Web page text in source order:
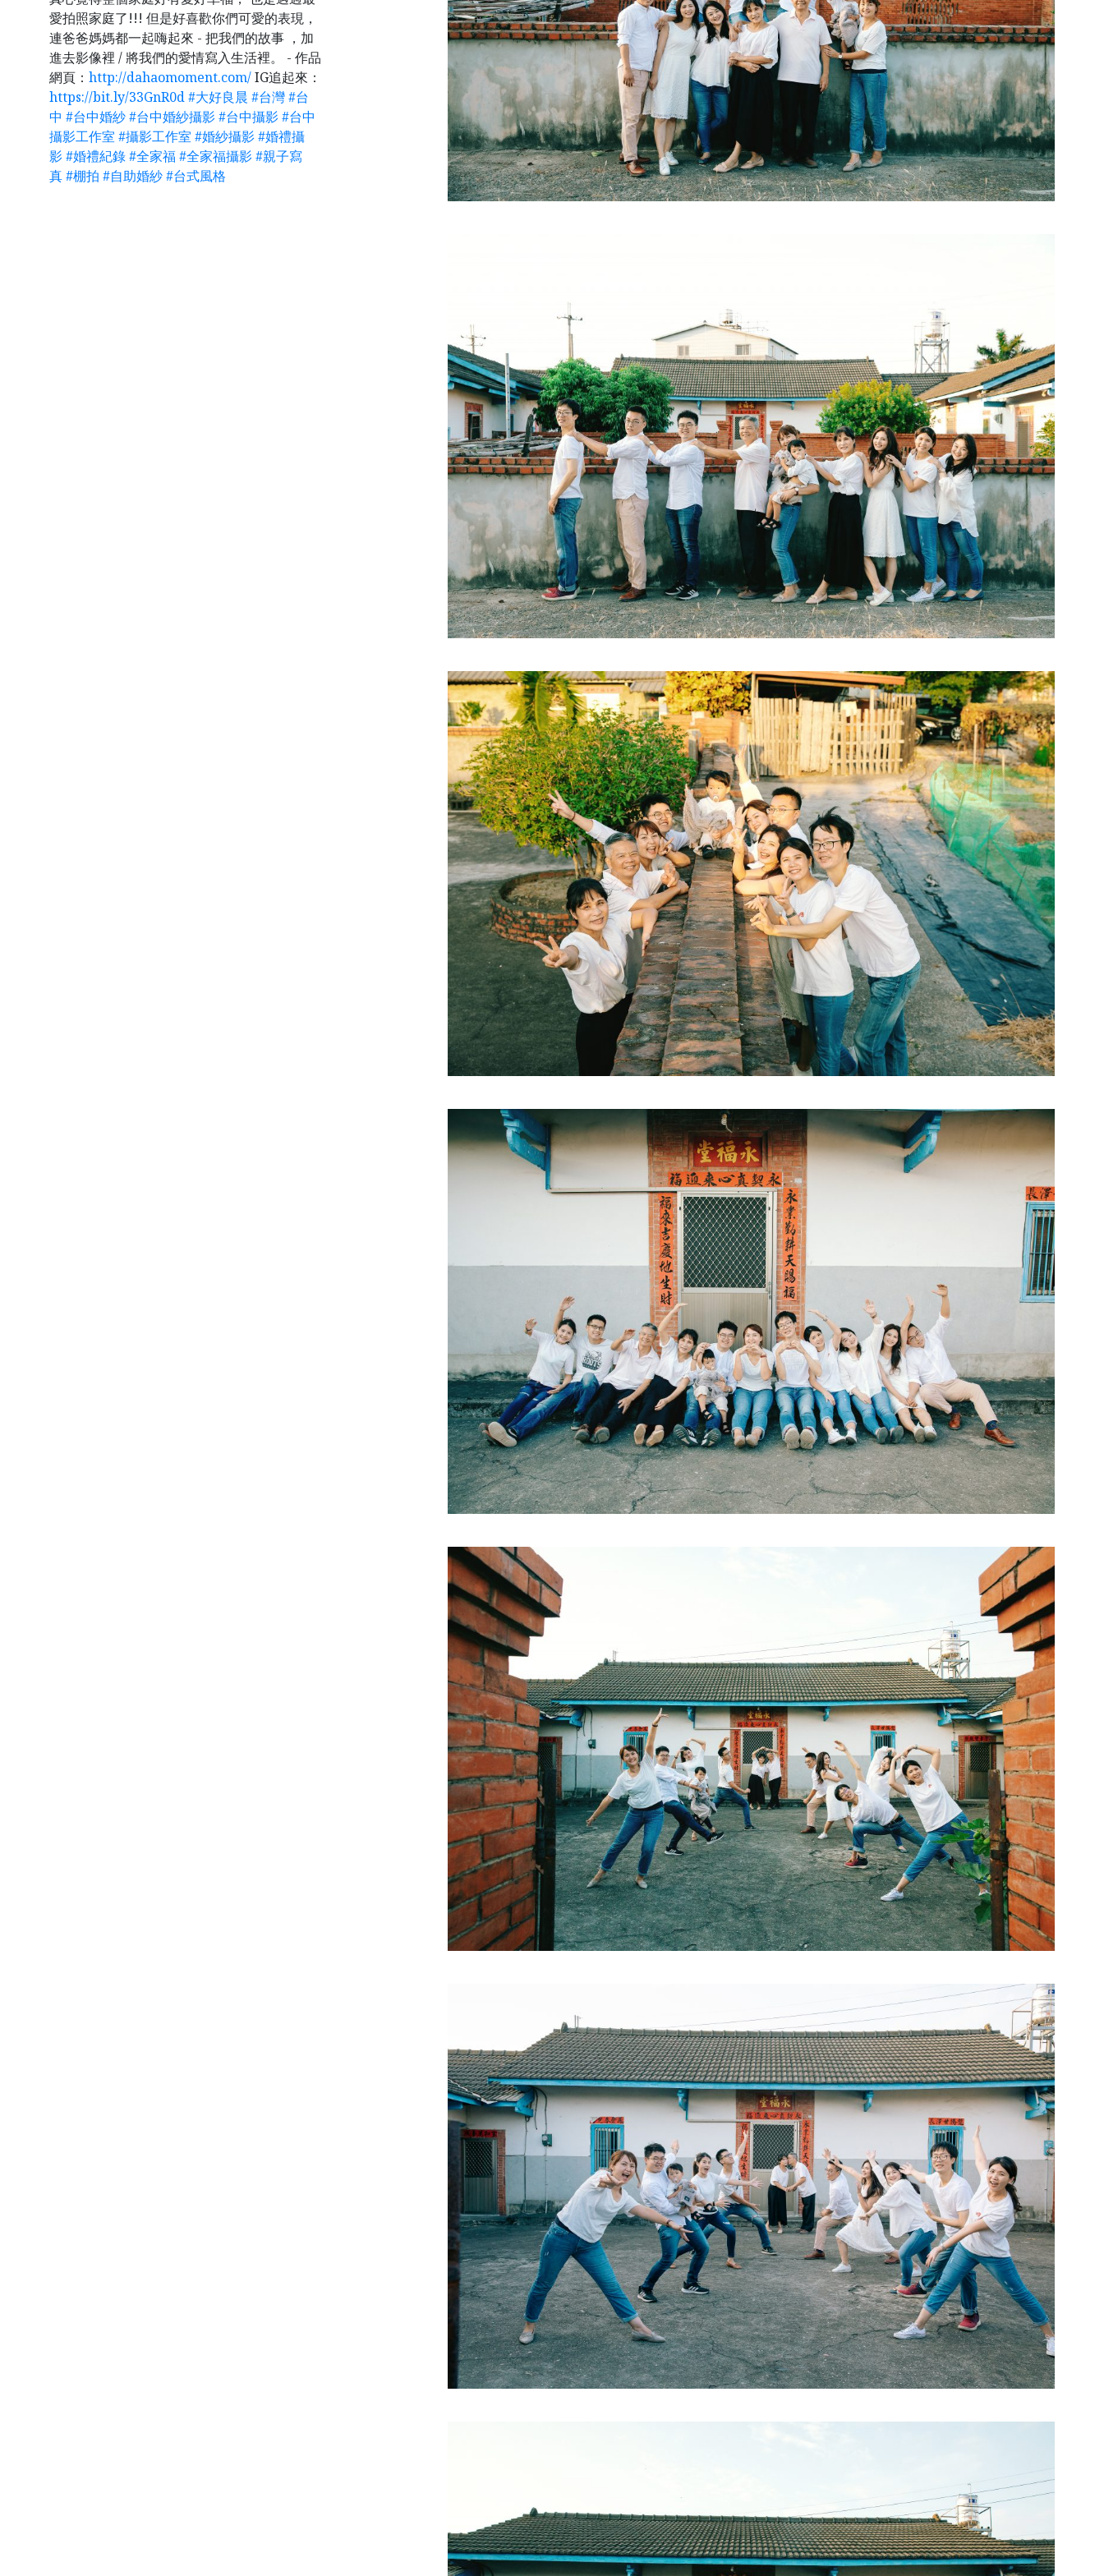
愛拍照家庭了!!! 但是好喜歡你們可愛的表現，
連爸爸媽媽都一起嗨起來 - 把我們的故事 ，加
進去影像裡 / 將我們的愛情寫入生活裡。 - 作品
網頁： http://dahaomoment.com/IG追起來：
https://bit.ly/33GnR0d#大好良晨 #台灣#台
中 #台中婚紗#台中婚紗攝影#台中攝影#台中
攝影工作室 #攝影工作室 #婚紗攝影#婚禮攝
影#婚禮紀錄#全家福#全家福攝影#親子寫
真#棚拍 #自助婚紗#台式風格